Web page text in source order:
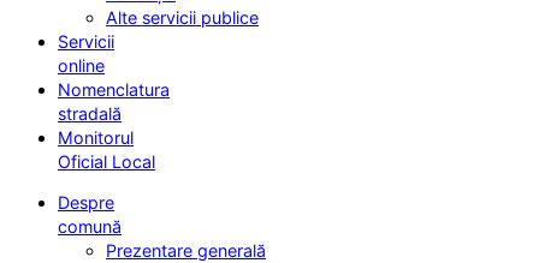
Alte servicii publice
Servicii
online
Nomenclatura
stradală
Monitorul
Oficial Local
Despre
comună
Prezentare generală